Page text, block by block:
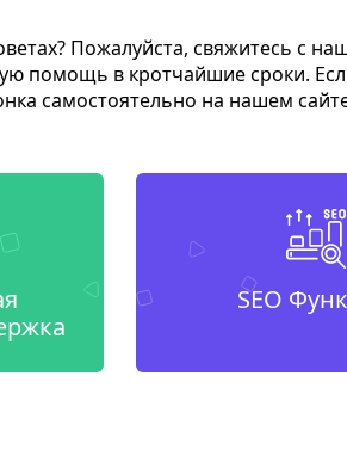
Пожалуйста, свяжитесь с
помощь в кротчайшие сроки.
самостоятельно на нашем
SEO